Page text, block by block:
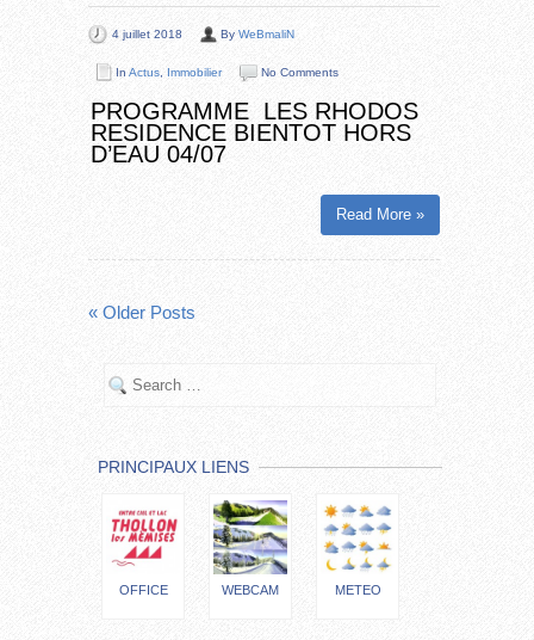
4 juillet 2018 By WeBmaliN
In Actus Immobilier No Comments
PROGRAMME LES RHODOS
RESIDENCE BIENTOT HORS
D’EAU 04/07
Read More »
« Older Posts
PRINCIPAUX LIENS
OFFICE WEBCAM METEO